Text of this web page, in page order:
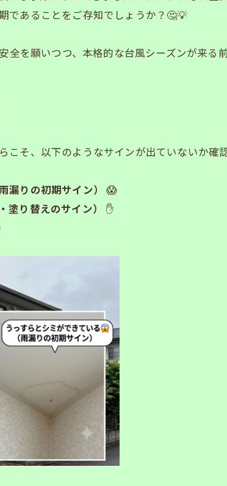
であることをご存知でしょうか？🤔💡
全を願いつつ、本格的な台風シーズンが来る
そ、以下のようなサインが出ていないか確
漏りの初期サイン）
😱
塗り替えのサイン）
✋